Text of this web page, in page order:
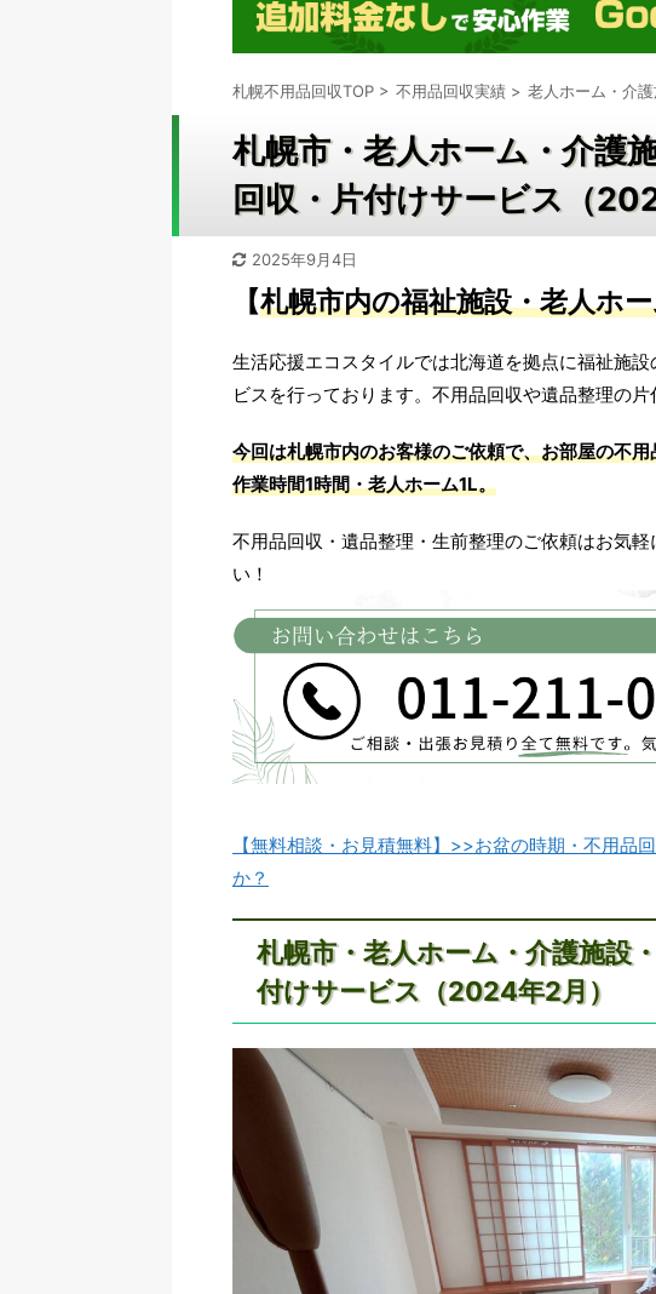
札幌不用品回収TOP > 不用品回収実績 > 老人ホーム・介
札幌市・老人ホーム・介護
回収・片付けサービス（
2025年9月4日
【札幌市内の福祉施設・老人ホ
生活応援エコスタイルでは北海道を拠点に福祉施
ビスを行っております。不用品回収や遺品整理の片
今回は札幌市内のお客様のご依頼で、お部屋の不
作業時間1時間・老人ホーム1L。
不用品回収・遺品整理・生前整理のご依頼はお気
い！
【無料相談・お見積無料】>>お盆の時期・不用品
か？
札幌市・老人ホーム・介護施設
付けサービス（2024年2月）